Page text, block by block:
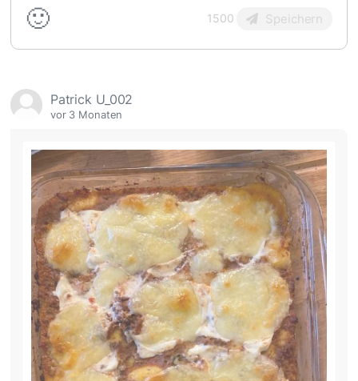
🙂 1500 Speichern
Patrick U_002
vor 3 Monaten